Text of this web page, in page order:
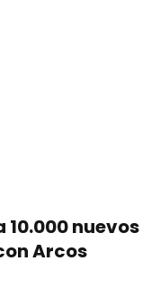
10.000 nuevos
Arcos